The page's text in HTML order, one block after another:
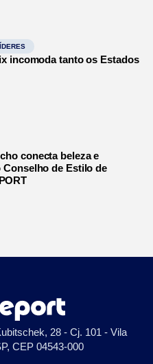
incomoda tanto os Estados
conecta beleza e
Conselho de Estilo de
28 - Cj. 101 - Vila
CEP 04543-000